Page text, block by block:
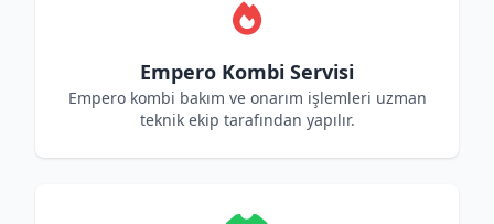
Empero Kombi Servisi
Empero kombi bakım ve onarım işlemleri uzman
teknik ekip tarafından yapılır.